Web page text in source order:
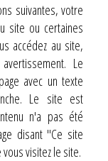
suivantes, votre
site ou certaines
accédez au site,
Le
avec un texte
Le site est
n'a pas été
disant "Ce site
visitez le site.